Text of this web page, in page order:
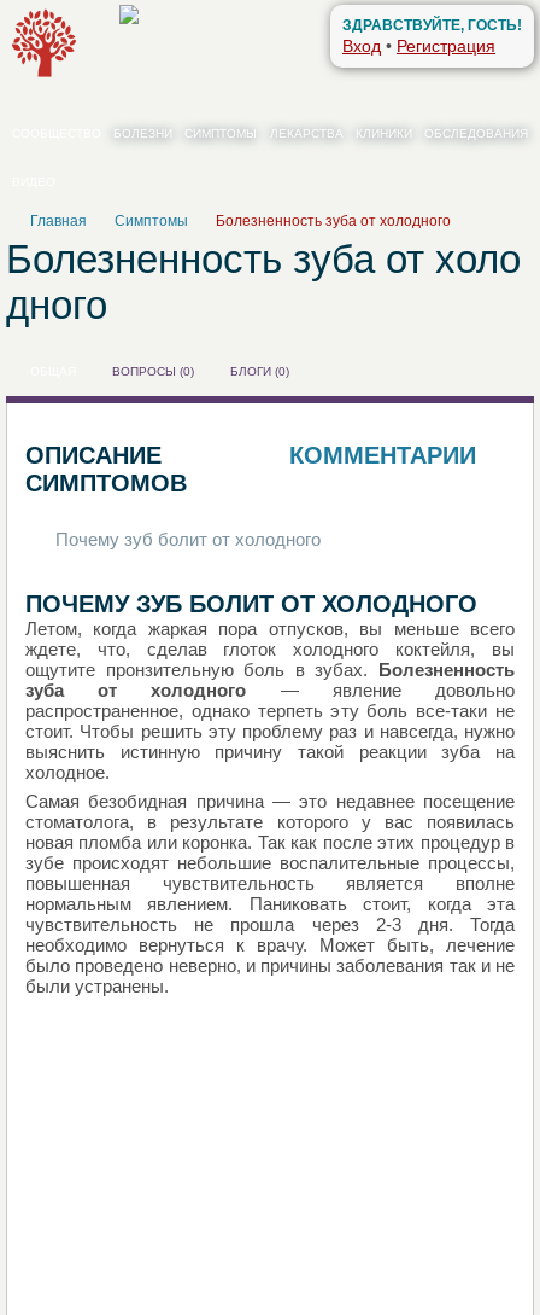
ЗДРАВСТВУЙТЕ, ГОСТЬ!
Вход • Регистрация
БОЛЕЗНИ СИМПТОМЫ ЛЕКАРСТВА КЛИНИКИ ОБСЛЕДОВАНИЯ
Главная Симптомы Болезненность зуба от холодного
Болезненность зуба от холо
дного
ВОПРОСЫ (0) БЛОГИ (0)
КОММЕНТАРИИ
ОПИСАНИЕ
СИМПТОМОВ
Почему зуб болит от холодного
ПОЧЕМУ ЗУБ БОЛИТ ОТ ХОЛОДНОГО
Летом, когда жаркая пора отпусков, вы меньше всего
ждете, что, сделав глоток холодного коктейля, вы
ощутите пронзительную боль в зубах. Болезненность
зуба от холодного — явление довольно
распространенное, однако терпеть эту боль все-таки не
стоит. Чтобы решить эту проблему раз и навсегда, нужно
выяснить истинную причину такой реакции зуба на
холодное.
Самая безобидная причина — это недавнее посещение
стоматолога, в результате которого у вас появилась
новая пломба или коронка. Так как после этих процедур в
зубе происходят небольшие воспалительные процессы,
повышенная чувствительность является вполне
нормальным явлением. Паниковать стоит, когда эта
чувствительность не прошла через 2-3 дня. Тогда
необходимо вернуться к врачу. Может быть, лечение
было проведено неверно, и причины заболевания так и не
были устранены.